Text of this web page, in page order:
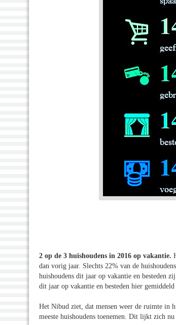
2 op de 3 huishoudens in 2016 op vakantie.
dan vorig jaar. Slechts 22% van de
huishoudens dit jaar op vakantie en besteden
dit jaar op vakantie en besteden hier gemiddeld
Het Nibud ziet, dat mensen weer de ruimte in
meeste huishoudens toenemen. Dit lijkt zich nu